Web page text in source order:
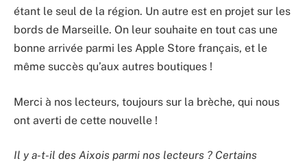
étant le seul de la région. Un autre est en projet sur les
bords de Marseille. On leur souhaite en tout cas une
bonne arrivée parmi les Apple Store français, et le
même succès qu’aux autres boutiques !
Merci à nos lecteurs, toujours sur la brèche, qui nous
ont averti de cette nouvelle !
Il y a-t-il des Aixois parmi nos lecteurs ? Certains